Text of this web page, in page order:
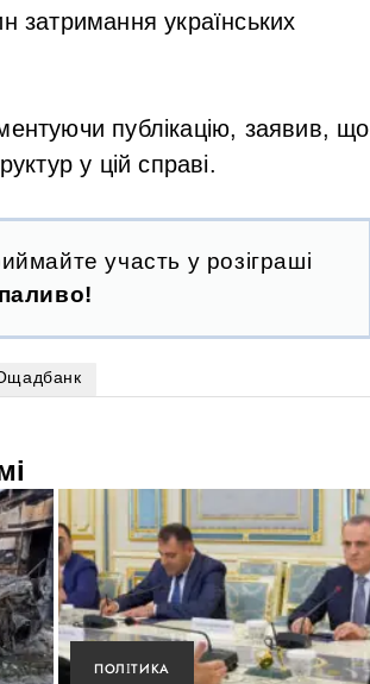
затримання українських
публікацію, заявив, що
у цій справі.
участь у розіграші
ПОЛІТИКА